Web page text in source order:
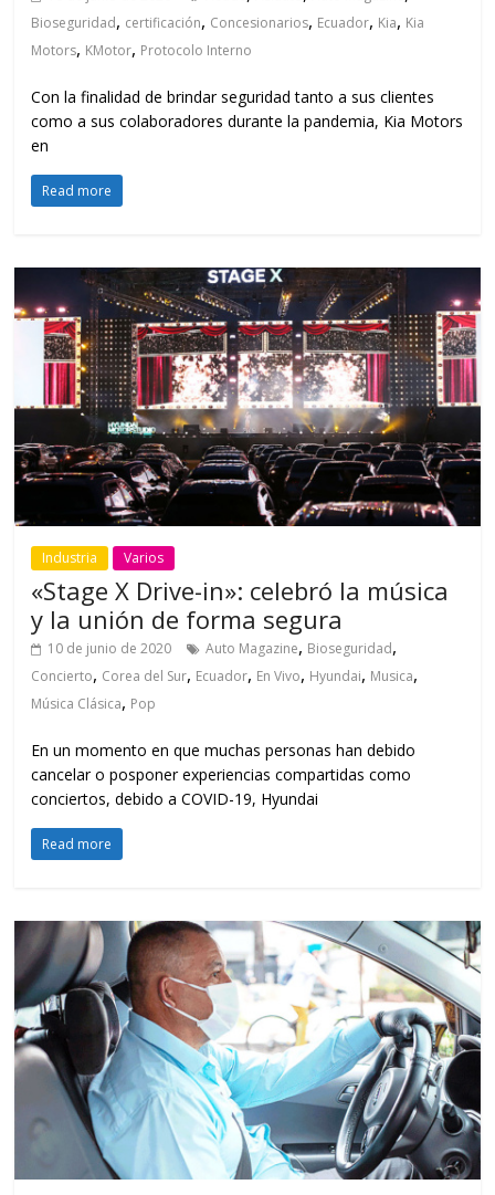
Bioseguridad, certificación, Concesionarios, Ecuador, Kia, Kia
Motors, KMotor, Protocolo Interno
Con la finalidad de brindar seguridad tanto a sus clientes
como a sus colaboradores durante la pandemia, Kia Motors
en
Read more
Industria Varios
«Stage X Drive-in»: celebró la música
y la unión de forma segura
10 de junio de 2020 Auto Magazine, Bioseguridad,
Concierto, Corea del Sur, Ecuador, En Vivo, Hyundai, Musica,
Música Clásica, Pop
En un momento en que muchas personas han debido
cancelar o posponer experiencias compartidas como
conciertos, debido a COVID-19, Hyundai
Read more